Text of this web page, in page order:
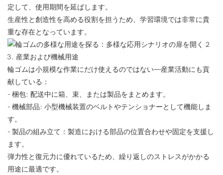
定して、使用期間を延ばします。
生産性と創造性を高める役割を担うため、学習環境では非常に貴
重な存在となっています。
3. 産業および機械用途
輪ゴムは小規模な作業にだけ使えるのではない—産業活動にも貢
献している：
- 梱包: 配送中に箱、束、または製品をまとめます。
- 機械部品: 小型機械装置のベルトやテンショナーとして機能しま
す。
- 製品の組み立て：製造における部品の位置合わせや固定を支援し
ます。
弾力性と復元力に優れているため、繰り返しのストレスがかかる
用途に最適です。